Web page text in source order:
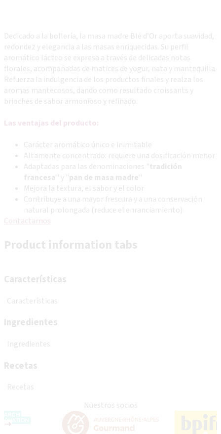
Dedicado a la bollería, la masa madre Blé d’Or aporta suavidad,
redondez y elegancia a las masas enriquecidas. Su perfil
aromático lácteo se expresa a través de delicadas notas
florales, acompañadas de matices de yogur, nata y mantequilla.
Refuerza la indulgencia de los productos finales y realza los
aromas mantecosos, dando como resultado croissants y
brioches de sabor armonioso y refinado.
Las ventajas del producto:
Carácter aromático único e inimitable
Altamente concentrado: requiere una dosificación menor
Adaptadas para las denominaciones "tradición
francesa" y "pan de masa madre"
Mejora la textura, el sabor y el color
Contribuye a una mayor frescura y a una conservación
natural prolongada (reduce el enranciamiento)
Contactarnos
Product information tabs
Características
Características
Ingredientes
Ingredientes
Recetas
Recetas
Nuestros socios